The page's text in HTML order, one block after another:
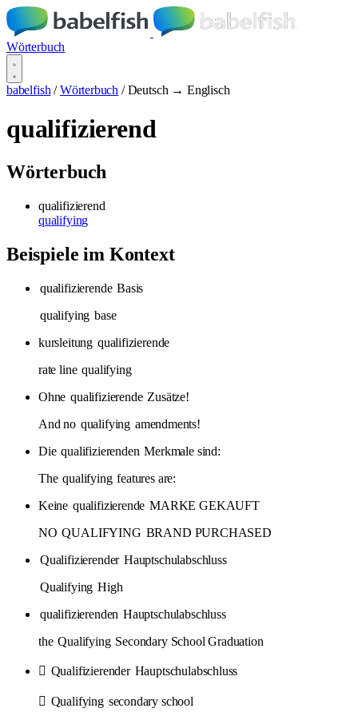
Wörterbuch
babelfish / Wörterbuch / Deutsch → Englisch
qualifizierend
Wörterbuch
qualifizierend
qualifying
Beispiele im Kontext
qualifizierende Basis
qualifying base
kursleitung qualifizierende
rate line qualifying
Ohne qualifizierende Zusätze!
And no qualifying amendments!
Die qualifizierenden Merkmale sind:
The qualifying features are:
Keine qualifizierende MARKE GEKAUFT
NO QUALIFYING BRAND PURCHASED
Qualifizierender Hauptschulabschluss
Qualifying High
qualifizierenden Hauptschulabschluss
the Qualifying Secondary School Graduation
 Qualifizierender Hauptschulabschluss
 Qualifying secondary school